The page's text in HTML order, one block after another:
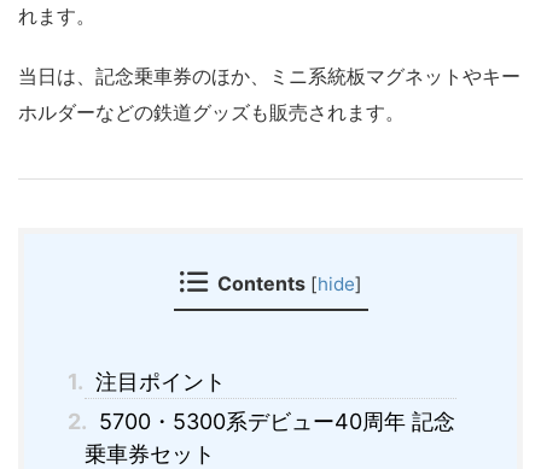
れます。
当日は、記念乗車券のほか、ミニ系統板マグネットやキー
ホルダーなどの鉄道グッズも販売されます。
Contents [hide]
1. 注目ポイント
2. 5700・5300系デビュー40周年 記念
乗車券セット